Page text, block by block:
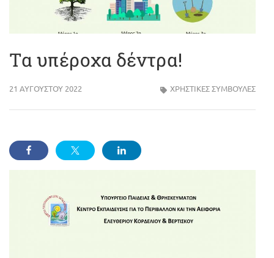
Τα υπέροχα δέντρα!
21 ΑΥΓΟΎΣΤΟΥ 2022 ΧΡΗΣΤΙΚΕΣ ΣΥΜΒΟΥΛΕΣ